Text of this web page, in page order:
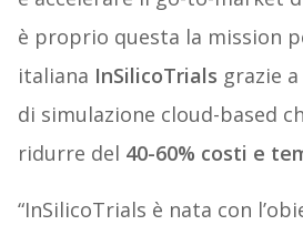
è proprio questa la mission
italiana InSilicoTrials grazie
di simulazione cloud-based
ridurre del 40-60% costi e
“InSilicoTrials è nata con